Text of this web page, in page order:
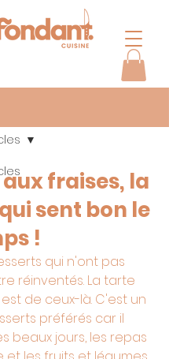
fraises, la
sent bon le
!
qui n'ont pas
réinventés. La tarte
de ceux-là. C'est un
préférés car il
beaux jours, les repas